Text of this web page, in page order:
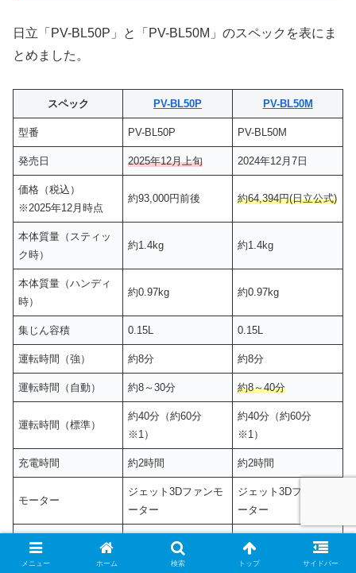
日立「PV-BL50P」と「PV-BL50M」のスペックを表にま
とめました。
スペック PV-BL50P PV-BL50M
型番 PV-BL50P PV-BL50M
発売日 2025年12月上旬 2024年12月7日
価格（税込）
※2025年12月時点
約93,000円前後 約64,394円(日立公式)
本体質量（スティッ
ク時）
約1.4kg 約1.4kg
本体質量（ハンディ
時）
約0.97kg 約0.97kg
集じん容積 0.15L 0.15L
運転時間（強） 約8分 約8分
運転時間（自動） 約8～30分 約8～40分
運転時間（標準）
約40分（約60分
※1）
約40分（約60分
※1）
充電時間 約2時間 約2時間
モーター
ジェット3Dファンモ
ーター
ジェット3Dファンモ
ーター
ヘッド
自走パワフルスマー
自走パワフルスマー
トヘッド
メニュー ホーム 検索 トップ サイドバー